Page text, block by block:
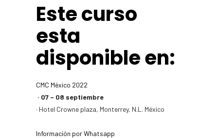
Este curso
esta
disponible en:
CMC México 2022
· 07 – 08 septiembre
· Hotel Crowne plaza, Monterrey, N.L. México
Información por Whatsapp